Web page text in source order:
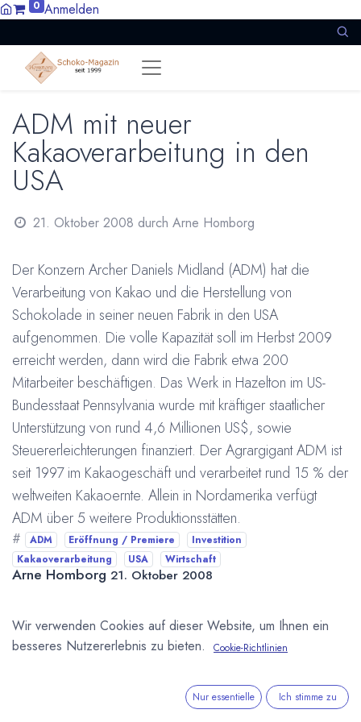
0 Anmelden
ADM mit neuer
Kakaoverarbeitung in den
USA
21. Oktober 2008 durch Arne Homborg
Der Konzern Archer Daniels Midland (ADM) hat die
Verarbeitung von Kakao und die Herstellung von
Schokolade in seiner neuen Fabrik in den USA
aufgenommen. Die volle Kapazität soll im Herbst 2009
erreicht werden, dann wird die Fabrik etwa 200
Mitarbeiter beschäftigen. Das Werk in Hazelton im US-
Bundesstaat Pennsylvania wurde mit kräftiger staatlicher
Unterstützung von rund 4,6 Millionen US$, sowie
Steuererleichterungen finanziert. Der Agrargigant ADM ist
seit 1997 im Kakaogeschäft und verarbeitet rund 15 % der
weltweiten Kakaoernte. Allein in Nordamerika verfügt
ADM über 5 weitere Produktionsstätten.
# ADM Eröffnung / Premiere
Investition
Kakaoverarbeitung
USA Wirtschaft
Arne Homborg 21. Oktober 2008
DIESEN BEITRAG TEILEN
Wir verwenden Cookies auf dieser Website, um Ihnen ein
besseres Nutzererlebnis zu bieten.
Cookie-Richtlinien
Nur essentielle Ich stimme zu